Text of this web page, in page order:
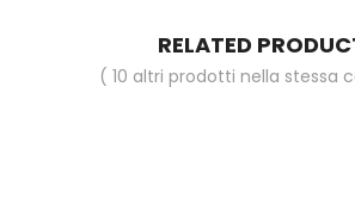
RELATED
( 10 altri prodotti nella stessa